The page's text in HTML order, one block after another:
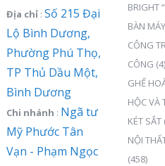
Địa chỉ: Số 215 Đại
Lộ Bình Dương,
Phường Phú Thọ,
TP Thủ Dầu Một,
Bình Dương
Chi nhánh : Ngã tư
Mỹ Phước Tân
Vạn - Phạm Ngọc
BRIGHT
BÀN
CÔNG
CÔNG (4)
GHẾ
HỘC VÀ
KÉT SẮT
NỘI
(458)